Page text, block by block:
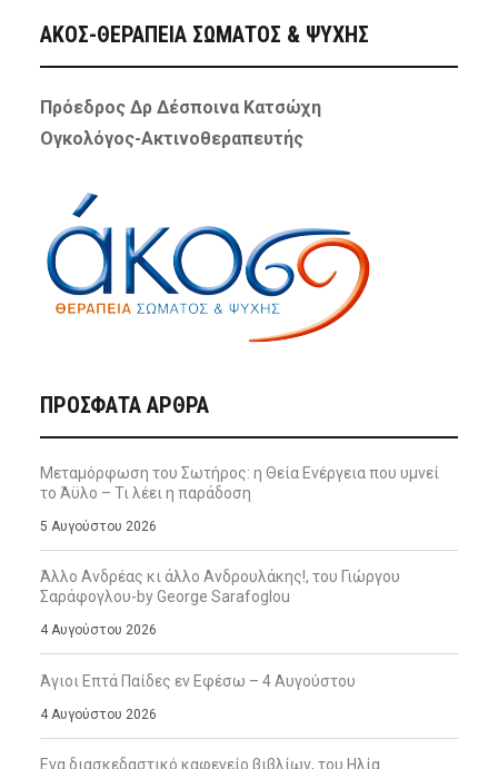
ΑΚΟΣ-ΘΕΡΑΠΕΙΑ ΣΩΜΑΤΟΣ & ΨΥΧΗΣ
Πρόεδρος Δρ Δέσποινα Κατσώχη
Ογκολόγος-Ακτινοθεραπευτής
ΠΡΌΣΦΑΤΑ ΆΡΘΡΑ
Μεταμόρφωση του Σωτήρος: η Θεία Ενέργεια που υμνεί
το Άϋλο – Τι λέει η παράδοση
5 Αυγούστου 2026
Άλλο Ανδρέας κι άλλο Ανδρουλάκης!, του Γιώργου
Σαράφογλου-by George Sarafoglou
4 Αυγούστου 2026
Άγιοι Επτά Παίδες εν Εφέσω – 4 Αυγούστου
4 Αυγούστου 2026
Ενα διασκεδαστικό καφενείο βιβλίων, του Ηλία